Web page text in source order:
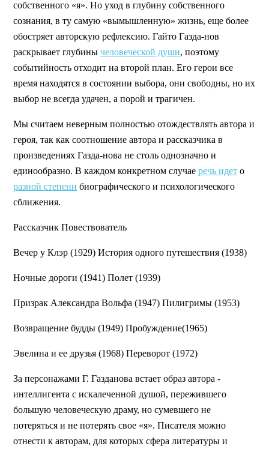
собственного «я». Но уход в глубину собственного
сознания, в ту самую «вымышленную» жизнь, еще более
обостряет авторскую рефлексию. Гайто Газда-нов
раскрывает глубины человеческой души, поэтому
событийность отходит на второй план. Его герои все
время находятся в состоянии выбора, они свободны, но их
выбор не всегда удачен, а порой и трагичен.
Мы считаем неверным полностью отождествлять автора и
героя, так как соотношение автора и рассказчика в
произведениях Газда-нова не столь однозначно и
единообразно. В каждом конкретном случае речь идет о
разной степени биографического и психологического
сближения.
Рассказчик Повествователь
Вечер у Клэр (1929) История одного путешествия (1938)
Ночные дороги (1941) Полет (1939)
Призрак Александра Вольфа (1947) Пилигримы (1953)
Возвращение будды (1949) Пробуждение(1965)
Эвелина и ее друзья (1968) Переворот (1972)
За персонажами Г. Газданова встает образ автора -
интеллигента с искалеченной душой, пережившего
большую человеческую драму, но сумевшего не
потеряться и не потерять свое «я». Писателя можно
отнести к авторам, для которых сфера литературы и